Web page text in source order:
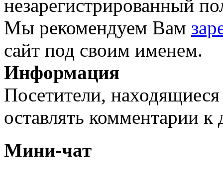
незарегистрированный
Мы рекомендуем Вам
сайт под своим именем.
Информация
Посетители,
оставлять комментарии
Мини-чат